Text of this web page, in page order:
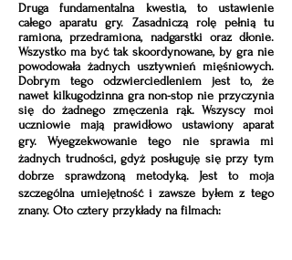
Druga fundamentalna kwestia, to ustawienie
całego aparatu gry. Zasadniczą rolę pełnią tu
ramiona, przedramiona, nadgarstki oraz dłonie.
Wszystko ma być tak skoordynowane, by gra nie
powodowała żadnych usztywnień mięśniowych.
Dobrym tego odzwierciedleniem jest to, że
nawet kilkugodzinna gra non-stop nie przyczynia
się do żadnego zmęczenia rąk. Wszyscy moi
uczniowie mają prawidłowo ustawiony aparat
gry.Wyegzekwowanie tego nie sprawia mi
żadnych trudności, gdyż posługuję się przy tym
dobrze sprawdzoną metodyką. Jest to moja
szczególna umiejętnośći zawsze byłem z tego
znany. Oto cztery przykłady na filmach: